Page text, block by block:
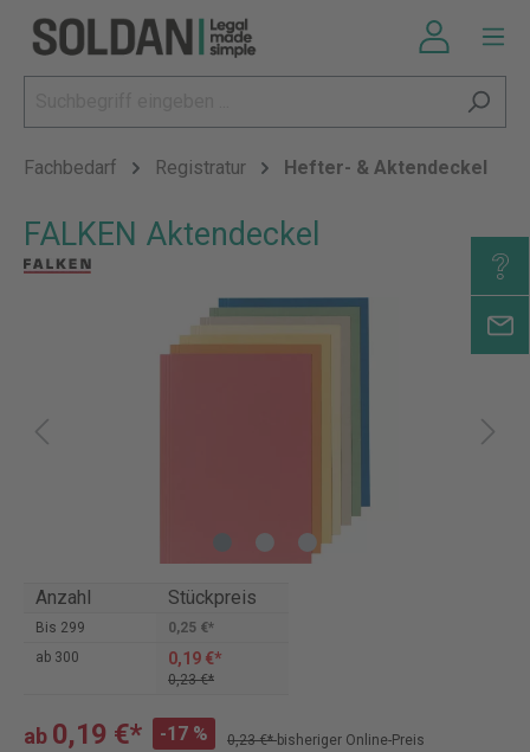
Fachbedarf Registratur Hefter- & Aktendeckel
FALKEN Aktendeckel
Anzahl Stückpreis
Bis 299
0,25 €*
ab 300 0,19 €*
0,23 €*
ab 0,19 €* -17 % 0,23 €*bisheriger Online-Preis